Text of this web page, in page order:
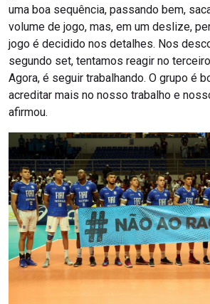
uma boa sequência, passando bem,
volume de jogo, mas, em um deslize,
jogo é decidido nos detalhes. Nos
segundo set, tentamos reagir no
Agora, é seguir trabalhando. O grupo é
acreditar mais no nosso trabalho e
afirmou.